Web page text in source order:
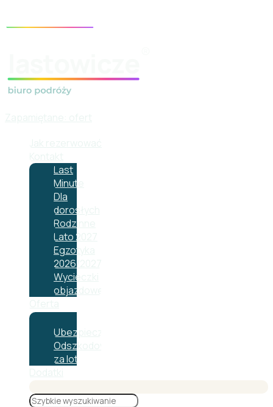
Last
Minute
Dla
dorosłych
Rodzinne
Lato 2027
Egzotyka
2026/2027
Wycieczki
objazdowe
Ubezpieczenia
Odszkodowanie
za lot